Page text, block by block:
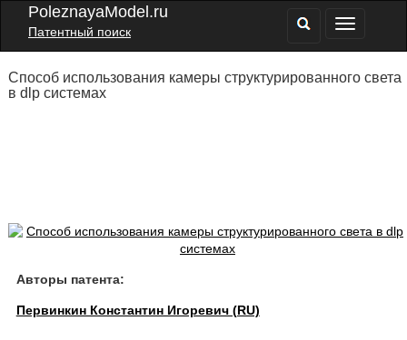
PoleznayaModel.ru
Патентный поиск
Способ использования камеры структурированного света
в dlp системах
Авторы патента:
Первинкин Константин Игоревич (RU)